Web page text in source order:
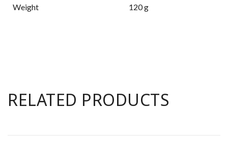
Weight 120 g
RELATED PRODUCTS